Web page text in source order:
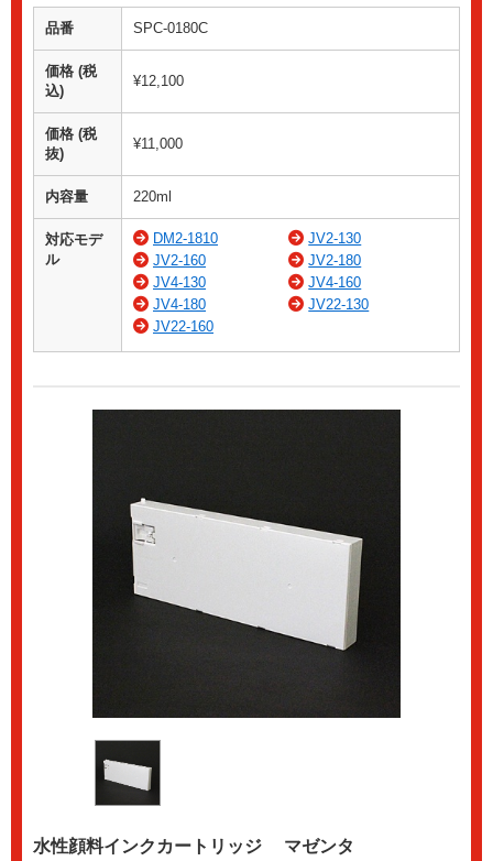
品番 SPC-0180C
価格 (税
込)
¥12,100
価格 (税
抜)
¥11,000
内容量 220ml
対応モデ
ル
DM2-1810
JV2-130
JV2-160
JV2-180
JV4-130
JV4-160
JV4-180
JV22-130
JV22-160
水性顔料インクカートリッジ マゼンタ